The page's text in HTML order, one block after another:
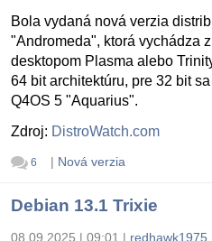
Bola vydaná nová verzia
"Andromeda", ktorá vychádza
desktopom Plasma alebo
64 bit architektúru, pre 32 bit
Q4OS 5 "Aquarius".
Zdroj: DistroWatch.com
6 | Nová verzia
Debian 13.1 Trixie
08.09.2025 | 09:01 | redhawk1975